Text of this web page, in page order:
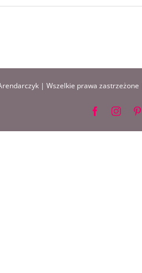
| Wszelkie prawa zastrzeżone
Facebook